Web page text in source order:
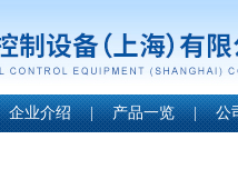
企业介绍 | 产品一览 | 公